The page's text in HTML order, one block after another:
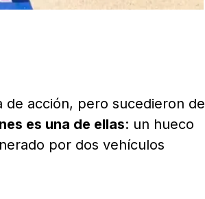
de acción, pero sucedieron de
es una de ellas: un hueco
por dos vehículos